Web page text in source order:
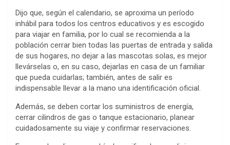
Dijo que, según el calendario, se aproxima un período
inhábil para todos los centros educativos y es escogido
para viajar en familia, por lo cual se recomienda a la
población cerrar bien todas las puertas de entrada y salida
de sus hogares, no dejar a las mascotas solas, es mejor
llevárselas o, en su caso, dejarlas en casa de un familiar
que pueda cuidarlas; también, antes de salir es
indispensable llevar a la mano una identificación oficial.
Además, se deben cortar los suministros de energía,
cerrar cilindros de gas o tanque estacionario, planear
cuidadosamente su viaje y confirmar reservaciones.